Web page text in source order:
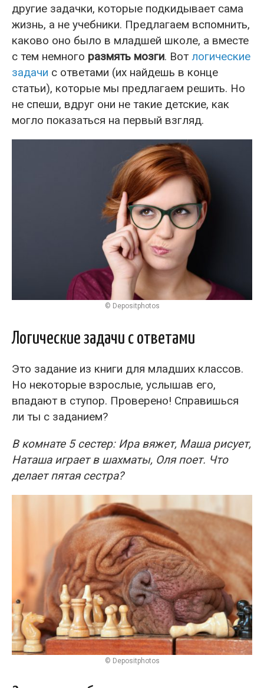
другие задачки, которые подкидывает сама
жизнь, а не учебники. Предлагаем вспомнить,
каково оно было в младшей школе, а вместе
с тем немного размять мозги. Вот логические
задачи с ответами (их найдешь в конце
статьи), которые мы предлагаем решить. Но
не спеши, вдруг они не такие детские, как
могло показаться на первый взгляд.
© Depositphotos
Логические задачи с ответами
Это задание из книги для младших классов.
Но некоторые взрослые, услышав его,
впадают в ступор. Проверено! Справишься
ли ты с заданием?
В комнате 5 сестер: Ира вяжет, Маша рисует,
Наташа играет в шахматы, Оля поет. Что
делает пятая сестра?
© Depositphotos